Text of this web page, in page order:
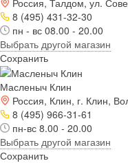
8 (495) 431-32-30
пн - вс 08.00 - 20.00
Выбрать другой магазин
Сохранить
Масленыч Клин
Россия, Клин, г. Клин,
8 (495) 966-31-61
пн-вс 8.00 - 20.00
Выбрать другой магазин
Сохранить